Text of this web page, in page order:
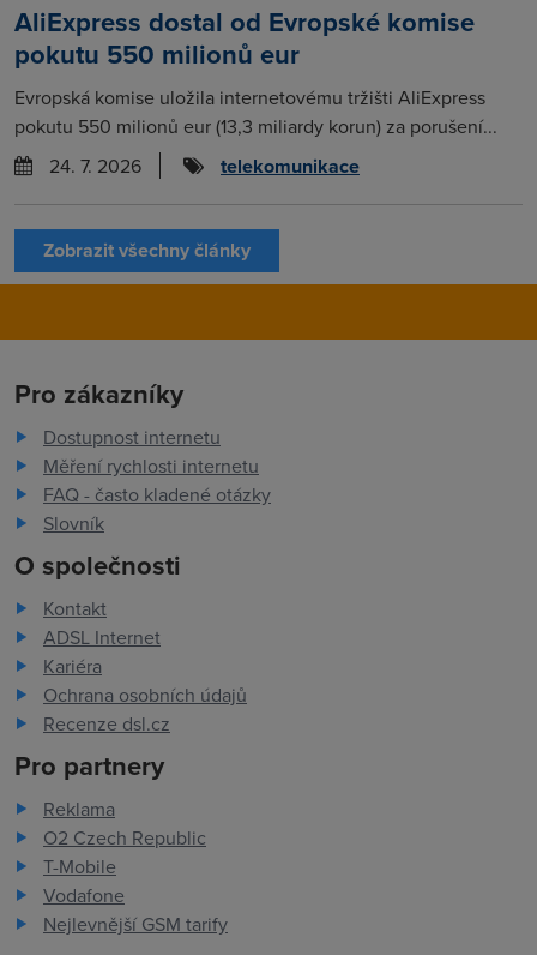
AliExpress dostal od Evropské komise
pokutu 550 milionů eur
Evropská komise uložila internetovému tržišti AliExpress
pokutu 550 milionů eur (13,3 miliardy korun) za porušení...
24. 7. 2026
telekomunikace
Zobrazit všechny články
Pro zákazníky
Dostupnost internetu
Měření rychlosti internetu
FAQ - často kladené otázky
Slovník
O společnosti
Kontakt
ADSL Internet
Kariéra
Ochrana osobních údajů
Recenze dsl.cz
Pro partnery
Reklama
O2 Czech Republic
T-Mobile
Vodafone
Nejlevnější GSM tarify